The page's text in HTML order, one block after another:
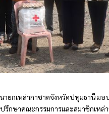
กเหล่ากาชาดจังหวัดปทุมธานี มอ
กษาคณะกรรมการและสมาชิกเห